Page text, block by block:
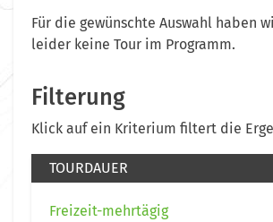
Für die gewünschte Auswahl haben
leider keine Tour im Programm.
Filterung
Klick auf ein Kriterium filtert die
TOURDAUER
Freizeit-mehrtägig